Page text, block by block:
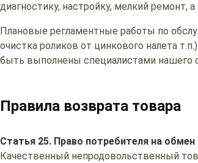
диагностику, настройку, мелкий ремонт,
Плановые регламентные работы по
очистка роликов от цинкового налета
быть выполнены специалистами нашего
Правила возврата товара
Статья 25. Право потребителя на
Качественный непродовольственный